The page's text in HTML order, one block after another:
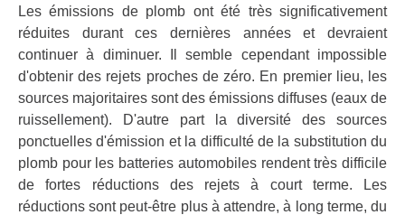
Les émissions de plomb ont été très significativement
réduites durant ces dernières années et devraient
continuer à diminuer. Il semble cependant impossible
d'obtenir des rejets proches de zéro. En premier lieu, les
sources majoritaires sont des émissions diffuses (eaux de
ruissellement). D'autre part la diversité des sources
ponctuelles d'émission et la difficulté de la substitution du
plomb pour les batteries automobiles rendent très difficile
de fortes réductions des rejets à court terme. Les
réductions sont peut-être plus à attendre, à long terme, du